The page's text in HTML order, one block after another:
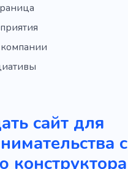
сайт для
с